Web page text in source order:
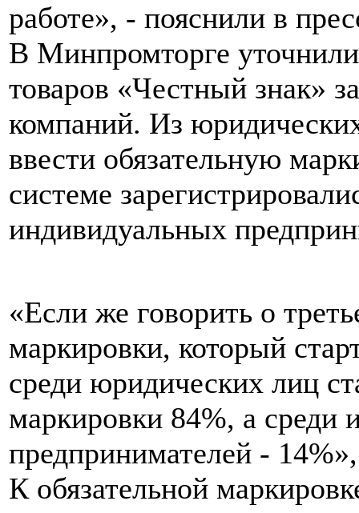
работе», - пояснили в
В Минпромторге
товаров «Честный знак»
компаний. Из
ввести обязательную
системе
индивидуальных
«Если же говорить о
маркировки, который
среди юридических лиц
маркировки 84%, а среди
предпринимателей -
К обязательной